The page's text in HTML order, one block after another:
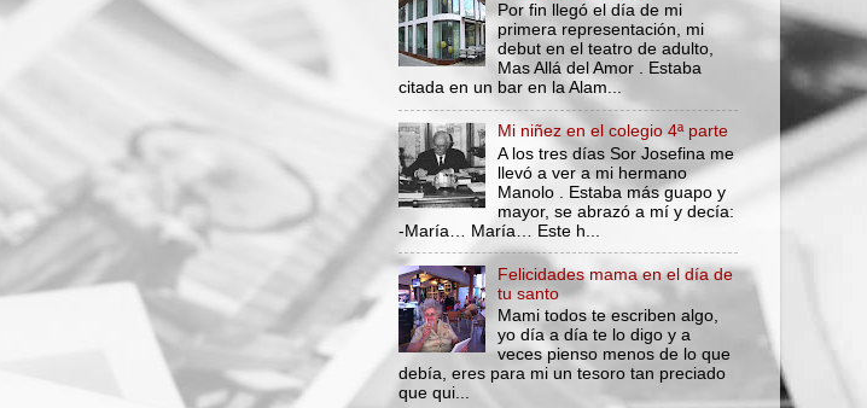
Por fin llegó el día de mi
primera representación, mi
debut en el teatro de adulto,
Mas Allá del Amor . Estaba
citada en un bar en la Alam...
Mi niñez en el colegio 4ª parte
A los tres días Sor Josefina me
llevó a ver a mi hermano
Manolo . Estaba más guapo y
mayor, se abrazó a mí y decía:
-María… María… Este h...
Felicidades mama en el día de
tu santo
Mami todos te escriben algo,
yo día a día te lo digo y a
veces pienso menos de lo que
debía, eres para mi un tesoro tan preciado
que qui...